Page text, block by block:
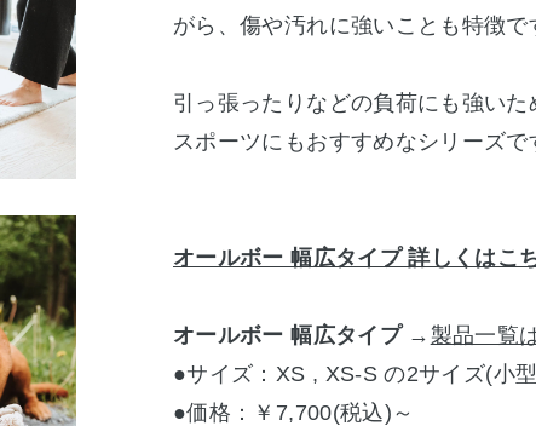
がら、傷や汚れに強いことも特徴で
引っ張ったりなどの負荷にも強い
スポーツにもおすすめなシリーズで
オールボー 幅広タイプ 詳しくはこ
オールボー 幅広タイプ→ 製品一覧
●サイズ：XS , XS-S の2サイズ(小
●価格：￥7,700(税込)～